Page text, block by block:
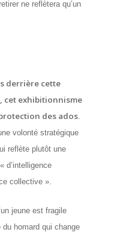
ne reflètera qu’un
derrière cette
cet exhibitionnisme
des ados.
volonté stratégique
reflète plutôt une
d’intelligence
collective ».
jeune est fragile
du homard qui change